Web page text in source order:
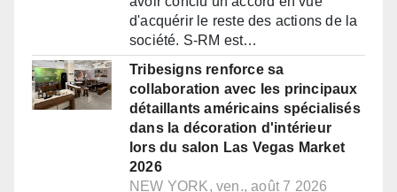
d'acquérir le reste des actions de la
société. S-RM est…
Tribesigns renforce sa
collaboration avec les principaux
détaillants américains spécialisés
dans la décoration d'intérieur
lors du salon Las Vegas Market
2026
NEW YORK, ven., août 7 2026